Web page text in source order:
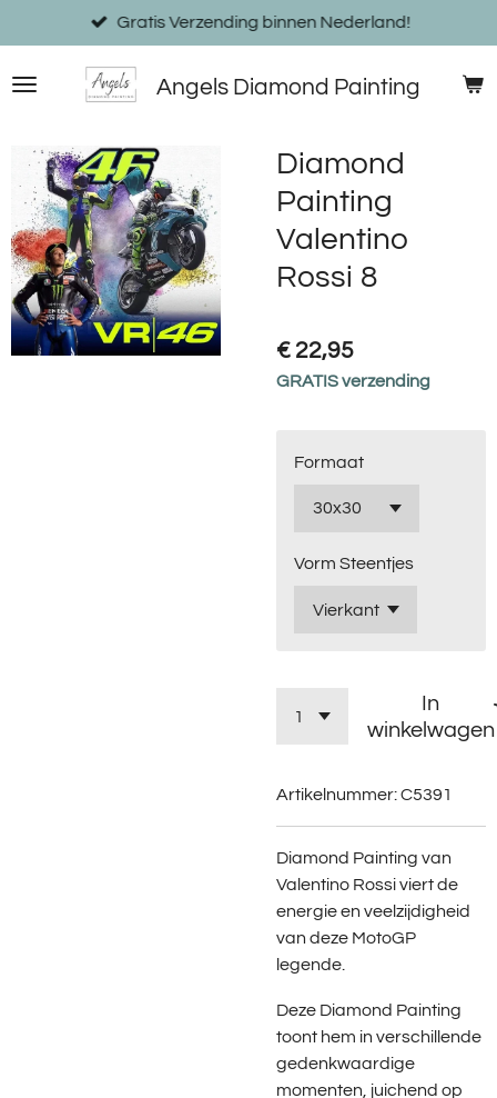
direct
naar
Angels Diamond Painting
Gratis Verzending binnen Nederland!
Diamond
Painting
Valentino
Rossi 8
€ 22,95
GRATIS verzending
Formaat
Vorm Steentjes
In
winkelwagen
Artikelnummer:C5391
Diamond Painting van
Valentino Rossi viert de
energie en veelzijdigheid
van deze MotoGP
legende.
Deze Diamond Painting
toont hem in verschillende
gedenkwaardige
momenten, juichend op